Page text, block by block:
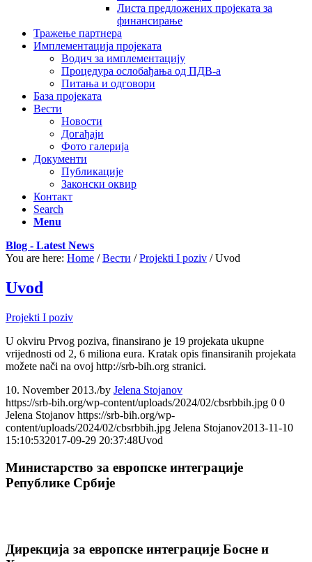
Листа предложених пројеката за
финансирање
Тражење партнера
Имплементација пројеката
Водич за имплементацију
Процедура ослобађања од ПДВ-а
Питања и одговори
База пројеката
Вести
Новости
Догађаји
Фото галерија
Документи
Публикације
Законски оквир
Контакт
Search
Menu
Blog - Latest News
You are here: Home / Вести / Projekti I poziv / Uvod
Uvod
Projekti I poziv
U okviru Prvog poziva, finansirano je 19 projekata ukupne
vrijednosti od 2, 6 miliona eura. Kratak opis finansiranih projekata
možete nači na ovoj http://srb-bih.org stranici.
10. November 2013./by Jelena Stojanov
https://srb-bih.org/wp-content/uploads/2024/02/cbsrbbih.jpg 0 0
Jelena Stojanov https://srb-bih.org/wp-
content/uploads/2024/02/cbsrbbih.jpg Jelena Stojanov2013-11-10
15:10:532017-09-29 20:37:48Uvod
Министарство за европске интеграције
Републике Србије
Дирекција за европске интеграције Босне и